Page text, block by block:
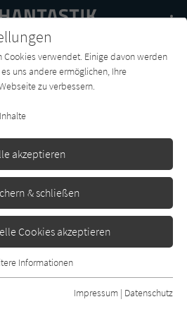
Forum Charts
Sigurd 1
Februar 2024
Cookies verwendet. Einige davon werden
uns andere ermöglichen, Ihre
zu verbessern.
akzeptieren
& schließen
Cookies akzeptieren
für grundlegende Funktionen der
ist gewährleistet, dass die Webseite
Informationen
Impressum | Datenschutz